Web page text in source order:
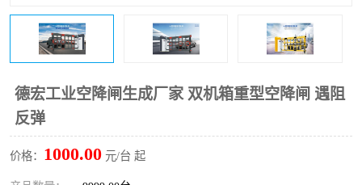
德宏工业空降闸生成厂家 双机箱重型空降闸 遇阻
反弹
价格： 1000.00 元/台 起